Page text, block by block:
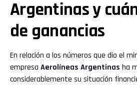
Argentinas y
de ganancias
En relación a los números que dio el
empresa Aerolíneas Argentinas ha
considerablemente su situación